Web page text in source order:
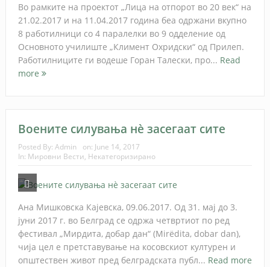
Во рамките на проектот „Лица на отпорот во 20 век“ на
21.02.2017 и на 11.04.2017 година беа одржани вкупно
8 работилници со 4 паралелки во 9 одделение од
Основното училиште „Климент Охридски“ од Прилеп.
Работилниците ги водеше Горан Талески, про... Read
more
Воените силувања нè засегаат сите
Posted By: Admin on: June 14, 2017
In: Мировни Вести, Некатегоризирано
Ана Мишковска Кајевска, 09.06.2017. Од 31. мај до 3.
јуни 2017 г. во Белград се одржа четвртиот по ред
фестивал „Мирдита, добар дан“ (Mirëdita, dobar dan),
чија цел е претставување на косовскиот културен и
општествен живот пред белградската публ... Read more